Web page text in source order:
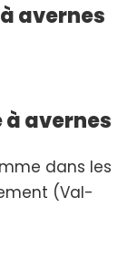
avernes
avernes
dans les
(Val-